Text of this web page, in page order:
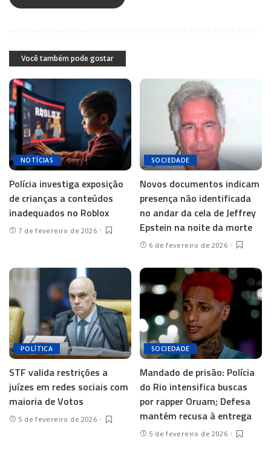
Você também pode gostar
NOTÍCIAS
Polícia investiga exposição
de crianças a conteúdos
inadequados no Roblox
7 de fevereiro de 2026
SOCIEDADE
Novos documentos indicam
presença não identificada
no andar da cela de Jeffrey
Epstein na noite da morte
6 de fevereiro de 2026
POLÍTICA
STF valida restrições a
juízes em redes sociais com
maioria de Votos
5 de fevereiro de 2026
SOCIEDADE
Mandado de prisão: Polícia
do Rio intensifica buscas
por rapper Oruam; Defesa
mantém recusa à entrega
5 de fevereiro de 2026